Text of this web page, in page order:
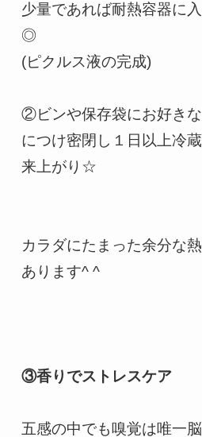
少量であれば耐熱容器に
◎
(ピクルス液の完成)
②ビンや保存袋にお好き
につけ密閉し１日以上冷
来上がり☆
カラダにたまった余分な
あります^ ^
③香りでストレスケア
五感の中でも嗅覚は唯一